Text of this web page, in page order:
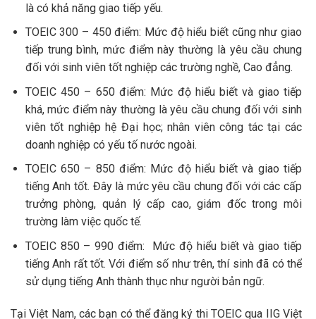
là có khả năng giao tiếp yếu.
TOEIC 300 – 450 điểm: Mức độ hiểu biết cũng như giao
tiếp trung bình, mức điểm này thường là yêu cầu chung
đối với sinh viên tốt nghiệp các trường nghề, Cao đẳng.
TOEIC 450 – 650 điểm: Mức độ hiểu biết và giao tiếp
khá, mức điểm này thường là yêu cầu chung đối với sinh
viên tốt nghiệp hệ Đại học; nhân viên công tác tại các
doanh nghiệp có yếu tố nước ngoài.
TOEIC 650 – 850 điểm: Mức độ hiểu biết và giao tiếp
tiếng Anh tốt. Đây là mức yêu cầu chung đối với các cấp
trưởng phòng, quản lý cấp cao, giám đốc trong môi
trường làm việc quốc tế.
TOEIC 850 – 990 điểm: Mức độ hiểu biết và giao tiếp
tiếng Anh rất tốt. Với điểm số như trên, thí sinh đã có thể
sử dụng tiếng Anh thành thục như người bản ngữ.
Tại Việt Nam, các bạn có thể đăng ký thi TOEIC qua IIG Việt